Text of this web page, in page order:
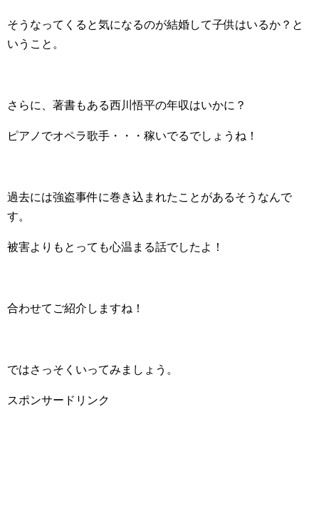
そうなってくると気になるのが結婚して子供はいるか？と
いうこと。
さらに、著書もある西川悟平の年収はいかに？
ピアノでオペラ歌手・・・稼いでるでしょうね！
過去には強盗事件に巻き込まれたことがあるそうなんで
す。
被害よりもとっても心温まる話でしたよ！
合わせてご紹介しますね！
ではさっそくいってみましょう。
スポンサードリンク